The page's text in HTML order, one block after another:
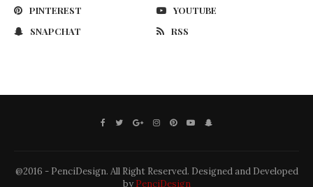
PINTEREST
YOUTUBE
SNAPCHAT
RSS
@2016 - PenciDesign. All Right Reserved. Designed and Developed
by PenciDesign